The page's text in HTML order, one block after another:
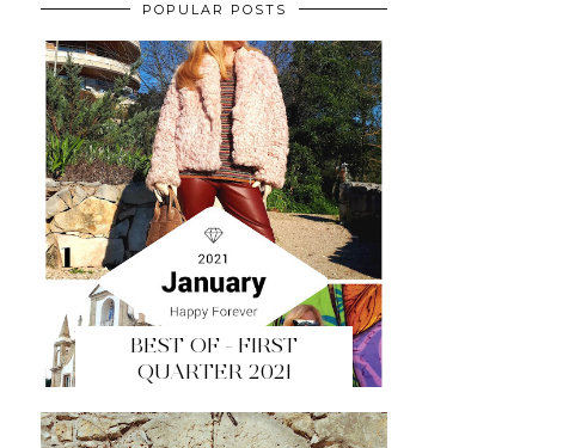
POPULAR POSTS
BEST OF - FIRST
QUARTER 2021